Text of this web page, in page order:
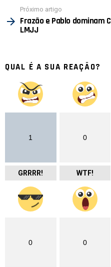
Próximo artigo
Frazão e Pablo dominam
LMJJ
QUAL É A SUA REAÇÃO?
1
GRRRR!
0
WTF!
0 0